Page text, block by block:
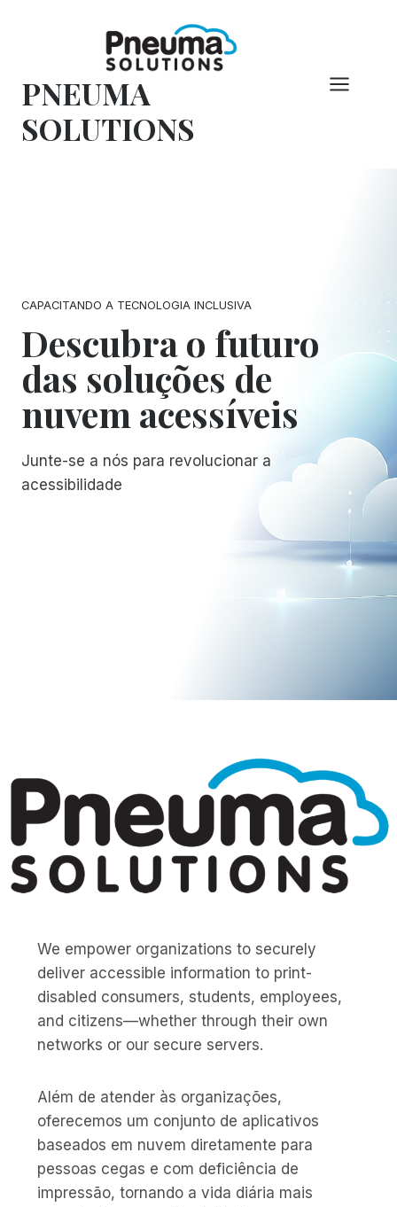
conteúdo
PNEUMA
SOLUTIONS
CAPACITANDO A TECNOLOGIA INCLUSIVA
Descubra o futuro
das soluções de
nuvem acessíveis
Junte-se a nós para revolucionar a
acessibilidade
We empower organizations to securely
deliver accessible information to print-
disabled consumers, students, employees,
and citizens—whether through their own
networks or our secure servers.
Além de atender às organizações,
oferecemos um conjunto de aplicativos
baseados em nuvem diretamente para
pessoas cegas e com deficiência de
impressão, tornando a vida diária mais